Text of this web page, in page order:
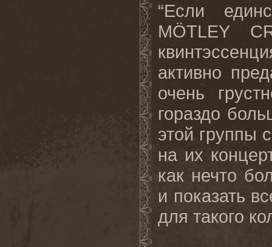
“Если
MÖTLEY
активно
очень
гораздо
этой группы
на их
как нечто
и показать
для такого